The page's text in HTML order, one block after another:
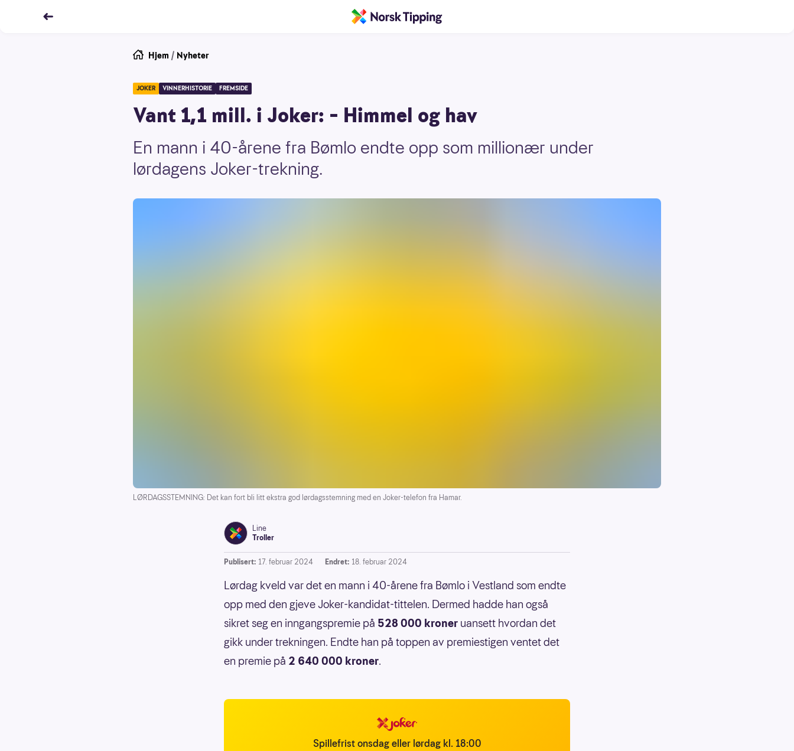
Hjem / Nyheter
JOKER VINNERHISTORIE FREMSIDE
Vant 1,1 mill. i Joker: – Himmel og hav
En mann i 40-årene fra Bømlo endte opp som millionær under
lørdagens Joker-trekning.
LØRDAGSSTEMNING: Det kan fort bli litt ekstra god lørdagsstemning med en Joker-telefon fra Hamar.
Line
Troller
Publisert: 17. februar 2024 Endret: 18. februar 2024
Lørdag kveld var det en mann i 40-årene fra Bømlo i Vestland som endte
opp med den gjeve Joker-kandidat-tittelen. Dermed hadde han også
sikret seg en inngangspremie på 528 000 kroner uansett hvordan det
gikk under trekningen. Endte han på toppen av premiestigen ventet det
en premie på 2 640 000 kroner.
Spillefrist onsdag eller lørdag kl. 18:00